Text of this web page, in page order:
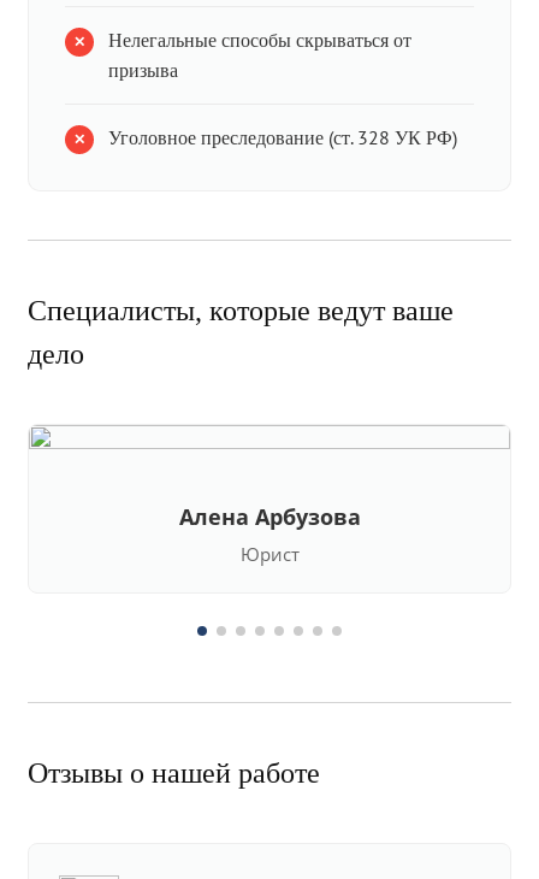
Нелегальные способы скрываться от
призыва
Уголовное преследование (ст. 328 УК РФ)
Специалисты, которые ведут ваше
дело
Алена Арбузова
Юрист
Отзывы о нашей работе